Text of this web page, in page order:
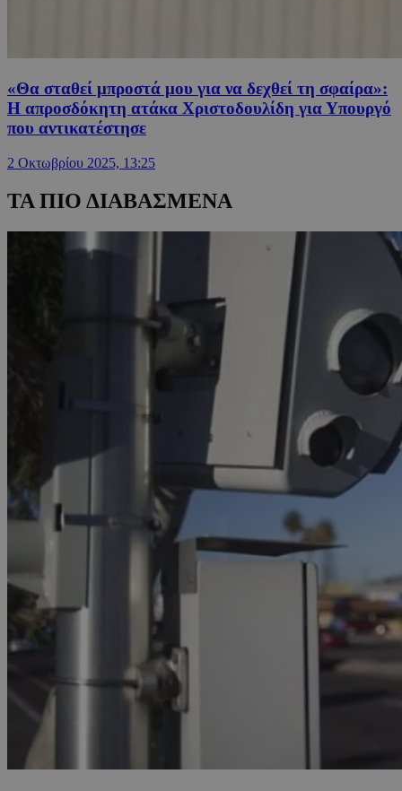
«Θα σταθεί μπροστά μου για να δεχθεί τη σφαίρα»:
Η απροσδόκητη ατάκα Χριστοδουλίδη για Υπουργό
που αντικατέστησε
2 Οκτωβρίου 2025, 13:25
ΤΑ ΠΙΟ ΔΙΑΒΑΣΜΕΝΑ